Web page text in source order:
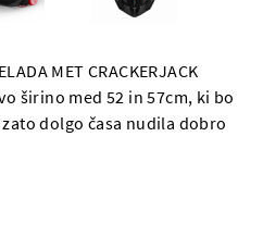
MET CRACKERJACK
širino med 52 in 57cm, ki bo
dolgo časa nudila dobro